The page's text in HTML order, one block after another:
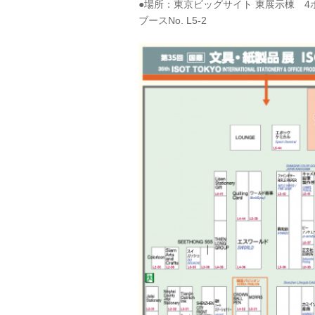
●場所：東京ビッグサイト 東展示棟 4
ブースNo. L5-2